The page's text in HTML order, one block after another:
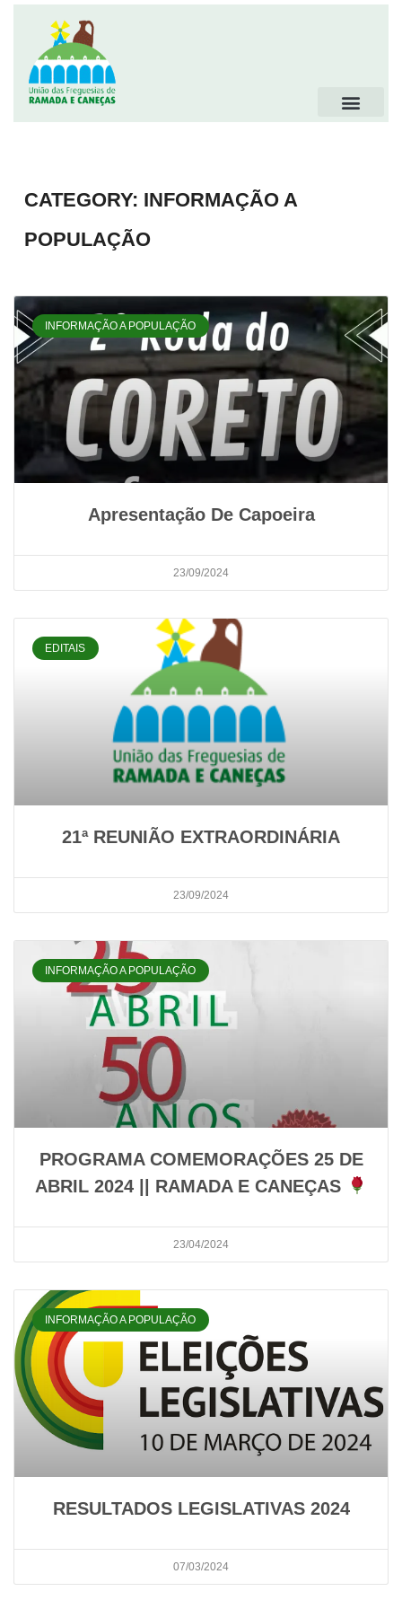
CATEGORY: INFORMAÇÃO A
POPULAÇÃO
INFORMAÇÃO A POPULAÇÃO
Apresentação De Capoeira
23/09/2024
EDITAIS
21ª REUNIÃO EXTRAORDINÁRIA
23/09/2024
INFORMAÇÃO A POPULAÇÃO
PROGRAMA COMEMORAÇÕES 25 DE
ABRIL 2024 || RAMADA E CANEÇAS
23/04/2024
INFORMAÇÃO A POPULAÇÃO
RESULTADOS LEGISLATIVAS 2024
07/03/2024